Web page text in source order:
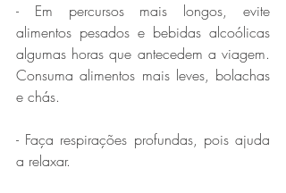
- Em percursos mais longos, evite
alimentos pesados e bebidas alcoólicas
algumas horas que antecedem a viagem.
Consuma alimentos mais leves, bolachas
e chás.
- Faça respirações profundas, pois ajuda
a relaxar.